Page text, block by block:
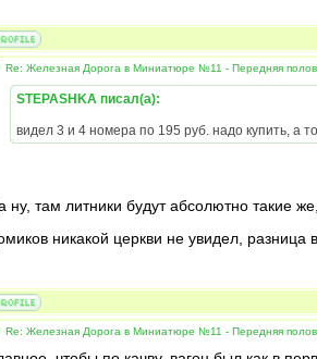
Re: Железная Дорога в Миниатюре №11 - Передняя
STEPASHKA писал(а):
видел 3 и 4 номера по 195 руб. надо купить, а
ну, там литники будут абсолютно такие
никакой церкви не увидел, разница
Re: Железная Дорога в Миниатюре №11 - Передняя